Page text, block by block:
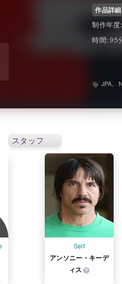
作品詳細
制作年度
時間 95
スタッフ
Self
アンソニー・キーデ
ィス
JPA